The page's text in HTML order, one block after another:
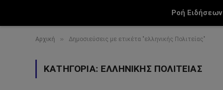
Ροή Ειδήσεων
Αρχική » Δημοσιεύσεις με ετικέτα "ελληνικής Πολιτείας"
ΚΑΤΗΓΟΡΊΑ: ΕΛΛΗΝΙΚΉΣ ΠΟΛΙΤΕΊΑΣ